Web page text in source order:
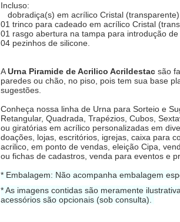
Incluso:
dobradiça(s) em acrílico Cristal
01 trinco para cadeado em acrílico Cristal
01 rasgo abertura na tampa para introdução
04 pezinhos de silicone.
AUrna Piramide de Acrilico Acrildestac são
paredes ou chão, no piso, pois tem sua base
sugestões.
Conheça nossa linha de Urna para Sorteio e
Retangular, Quadrada, Trapézios, Cubos,
ou giratórias em acrílico personalizadas em
doações, lojas, escritórios, igrejas, caixa para
acrilico, em ponto de vendas, eleição Cipa,
ou fichas de cadastros, venda para eventos e
* Embalagem: Não acompanha embalagem
* As imagens contidas são meramente
acessórios são opcionais (sob consulta).